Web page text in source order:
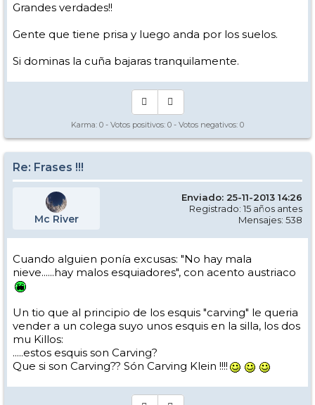
Grandes verdades!!
Gente que tiene prisa y luego anda por los suelos.
Si dominas la cuña bajaras tranquilamente.
Karma: 0 - Votos positivos: 0 - Votos negativos: 0
Re: Frases !!!
Mc River
Enviado: 25-11-2013 14:26
Registrado: 15 años antes
Mensajes: 538
Cuando alguien ponía excusas: "No hay mala
nieve......hay malos esquiadores", con acento austriaco
Un tio que al principio de los esquis "carving" le queria
vender a un colega suyo unos esquis en la silla, los dos
mu Killos:
.....estos esquis son Carving?
Que si son Carving?? Són Carving Klein !!!!